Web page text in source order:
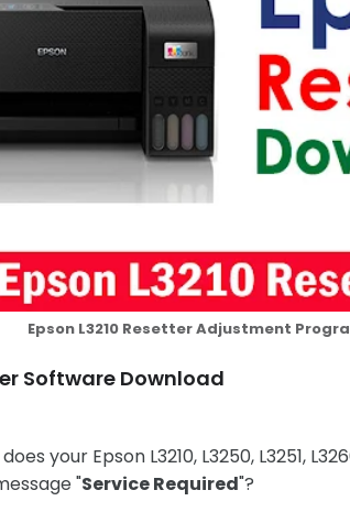
Epson L3210 Resetter Adjustment
Software Download
your Epson L3210, L3250, L3251,
"Service Required"?